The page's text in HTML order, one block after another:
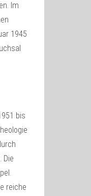
Im
1945
bis
Die
reiche